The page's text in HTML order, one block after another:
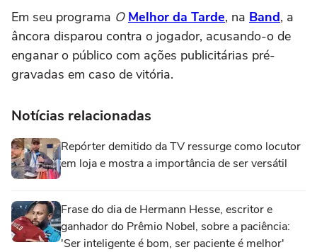
Em seu programa O Melhor da Tarde, na Band, a
âncora disparou contra o jogador, acusando-o de
enganar o público com ações publicitárias pré-
gravadas em caso de vitória.
Notícias relacionadas
Repórter demitido da TV ressurge como locutor
em loja e mostra a importância de ser versátil
Frase do dia de Hermann Hesse, escritor e
ganhador do Prêmio Nobel, sobre a paciência:
'Ser inteligente é bom, ser paciente é melhor'